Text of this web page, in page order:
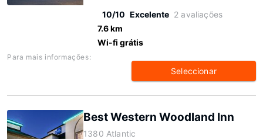
10/10 Excelente 2 avaliações
7.6 km
Wi-fi grátis
Para mais informações:
Seleccionar
Best Western Woodland Inn
1380 Atlantic